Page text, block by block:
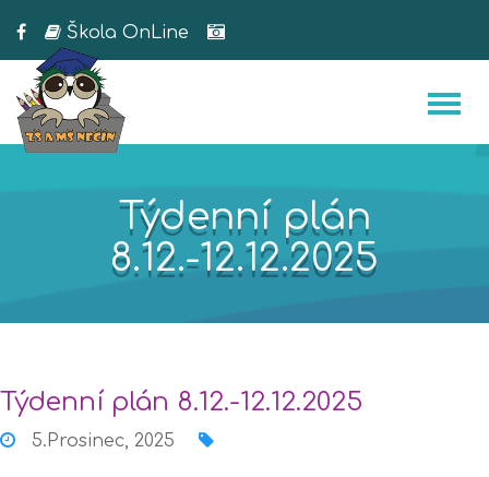
Škola OnLine
Týdenní plán
8.12.-12.12.2025
Týdenní plán 8.12.-12.12.2025
5.Prosinec, 2025